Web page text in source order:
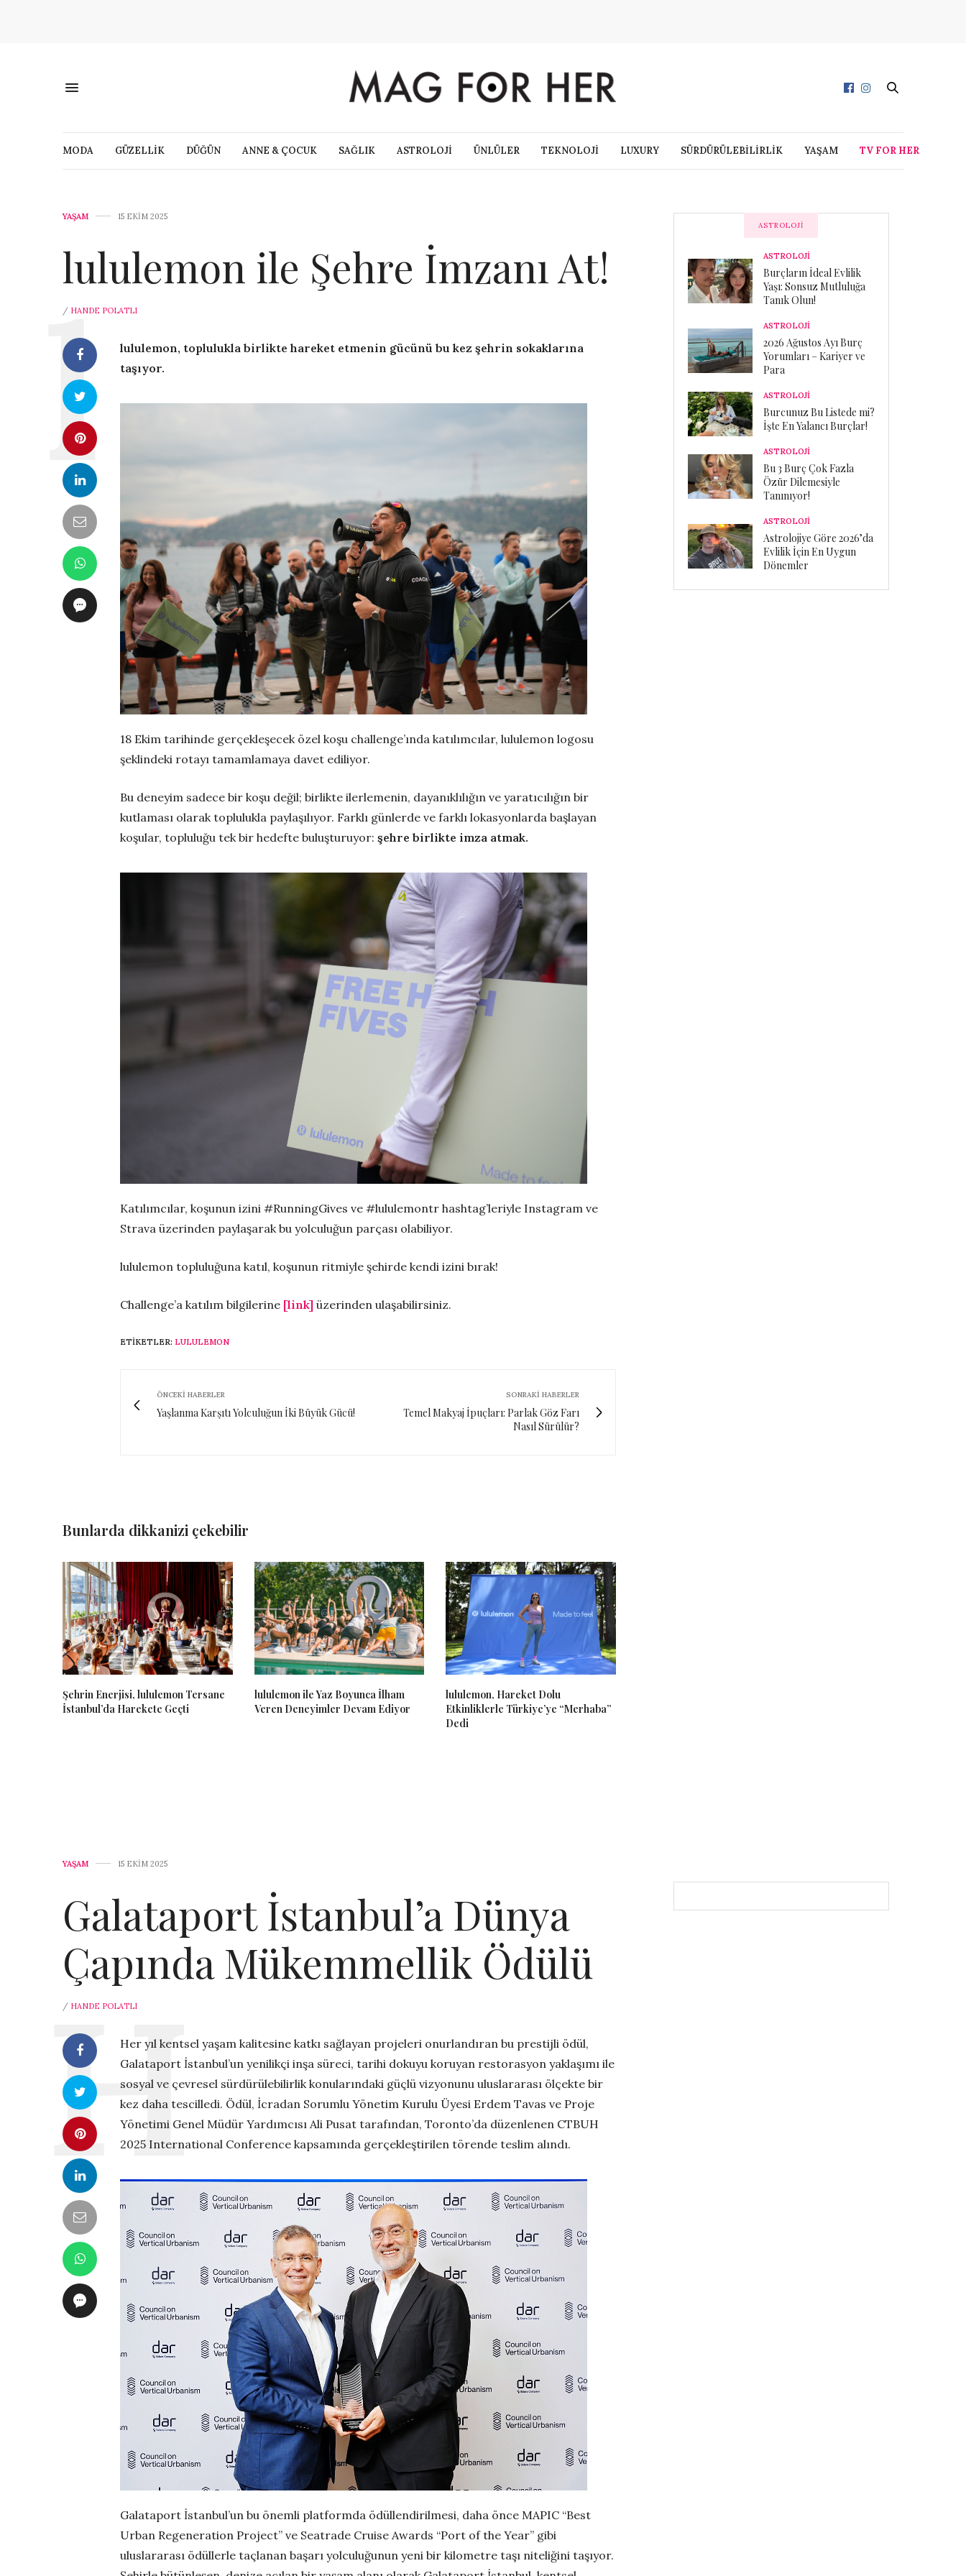
MODA GÜZELLİK DÜĞÜN ANNE & ÇOCUK SAĞLIK ASTROLOJİ ÜNLÜLER TEKNOLOJİ LUXURY SÜRDÜRÜLEBİLİRLİK YAŞAM TV FOR HER
YAŞAM 15 EKIM 2025
lululemon ile Şehre İmzanı At!
/ HANDE POLATLI
lululemon, toplulukla birlikte hareket etmenin gücünü bu kez şehrin sokaklarına
taşıyor.
18 Ekim tarihinde gerçekleşecek özel koşu challenge’ında katılımcılar, lululemon logosu
şeklindeki rotayı tamamlamaya davet ediliyor.
Bu deneyim sadece bir koşu değil; birlikte ilerlemenin, dayanıklılığın ve yaratıcılığın bir
kutlaması olarak toplulukla paylaşılıyor. Farklı günlerde ve farklı lokasyonlarda başlayan
koşular, topluluğu tek bir hedefte buluşturuyor: şehre birlikte imza atmak.
Katılımcılar, koşunun izini #RunningGives ve #lululemontr hashtag’leriyle Instagram ve
Strava üzerinden paylaşarak bu yolculuğun parçası olabiliyor.
lululemon topluluğuna katıl, koşunun ritmiyle şehirde kendi izini bırak!
Challenge’a katılım bilgilerine [link] üzerinden ulaşabilirsiniz.
ETIKETLER: LULULEMON
ÖNCEKI HABERLER
Yaşlanma Karşıtı Yolculuğun İki Büyük Gücü!
SONRAKI HABERLER
Temel Makyaj İpuçları: Parlak Göz Farı
Nasıl Sürülür?
Bunlarda dikkanizi çekebilir
Şehrin Enerjisi, lululemon Tersane
İstanbul’da Harekete Geçti
lululemon ile Yaz Boyunca İlham
Veren Deneyimler Devam Ediyor
lululemon, Hareket Dolu
Etkinliklerle Türkiye’ye “Merhaba”
Dedi
ASTROLOJI
ASTROLOJİ
Burçların İdeal Evlilik
Yaşı: Sonsuz Mutluluğa
Tanık Olun!
ASTROLOJİ
2026 Ağustos Ayı Burç
Yorumları – Kariyer ve
Para
ASTROLOJİ
Burcunuz Bu Listede mi?
İşte En Yalancı Burçlar!
ASTROLOJİ
Bu 3 Burç Çok Fazla
Özür Dilemesiyle
Tanınıyor!
ASTROLOJİ
Astrolojiye Göre 2026’da
Evlilik İçin En Uygun
Dönemler
YAŞAM 15 EKIM 2025
Galataport İstanbul’a Dünya
Çapında Mükemmellik Ödülü
/ HANDE POLATLI
Her yıl kentsel yaşam kalitesine katkı sağlayan projeleri onurlandıran bu prestijli ödül,
Galataport İstanbul’un yenilikçi inşa süreci, tarihi dokuyu koruyan restorasyon yaklaşımı ile
sosyal ve çevresel sürdürülebilirlik konularındaki güçlü vizyonunu uluslararası ölçekte bir
kez daha tescilledi. Ödül, İcradan Sorumlu Yönetim Kurulu Üyesi Erdem Tavas ve Proje
Yönetimi Genel Müdür Yardımcısı Ali Pusat tarafından, Toronto’da düzenlenen CTBUH
2025 International Conference kapsamında gerçekleştirilen törende teslim alındı.
Galataport İstanbul’un bu önemli platformda ödüllendirilmesi, daha önce MAPIC “Best
Urban Regeneration Project” ve Seatrade Cruise Awards “Port of the Year” gibi
uluslararası ödüllerle taçlanan başarı yolculuğunun yeni bir kilometre taşı niteliğini taşıyor.